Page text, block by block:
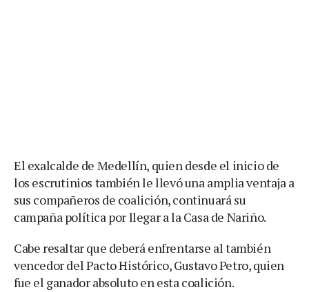
El exalcalde de Medellín, quien desde el inicio de
los escrutinios también le llevó una amplia ventaja a
sus compañeros de coalición, continuará su
campaña política por llegar a la Casa de Nariño.
Cabe resaltar que deberá enfrentarse al también
vencedor del Pacto Histórico, Gustavo Petro, quien
fue el ganador absoluto en esta coalición.